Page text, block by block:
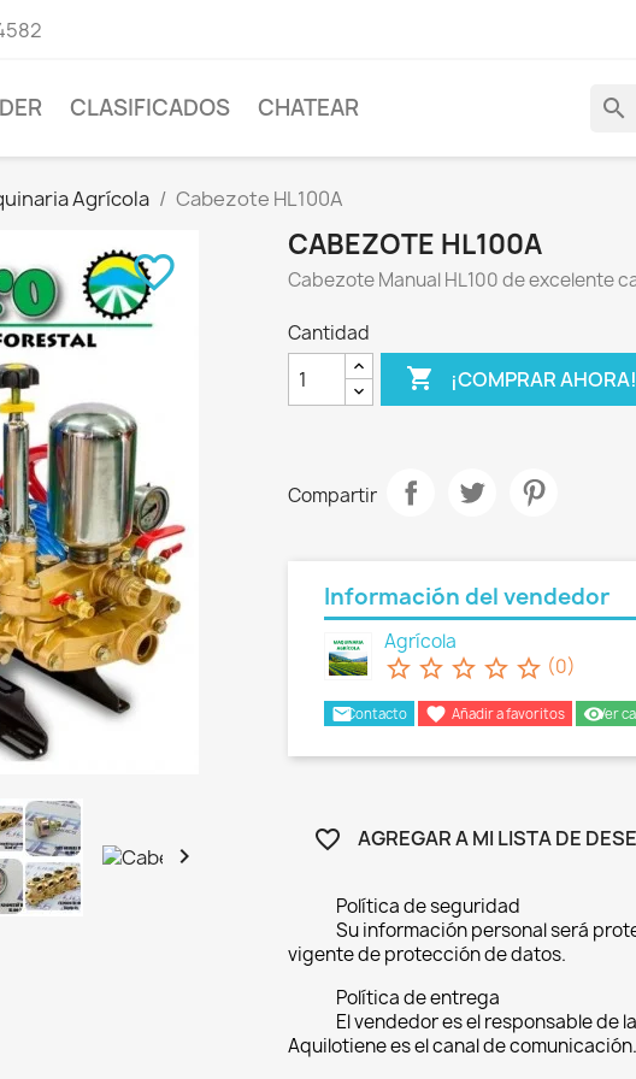
CLASIFICADOS CHATEAR search
Agrícola Cabezote HL100A
favorite_border

CABEZOTE HL100A
Cabezote Manual HL100 de excelente
Cantidad
 ¡COMPRAR AHORA!
Compartir
Información del vendedor
Agrícola
star_border star_border star_border star_border star_border (0)
emailContacto  Añadir a favoritos remove_red_eyeVer
favorite_border AGREGAR A MI LISTA DE
Política de seguridad
Su información personal será
vigente de protección de datos.
Política de entrega
El vendedor es el responsable de
Aquilotiene es el canal de comunicación.